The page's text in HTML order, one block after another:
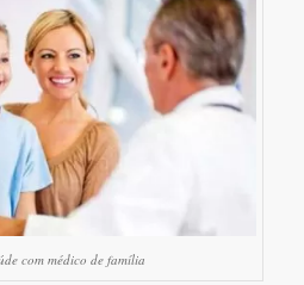
com médico de família